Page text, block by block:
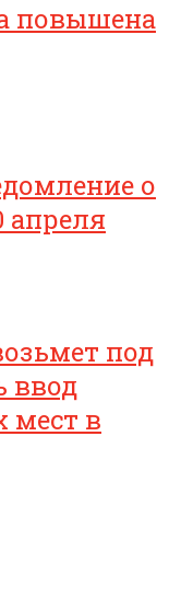
повышена
о
под
ввод
мест в